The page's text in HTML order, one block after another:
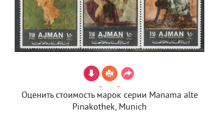
Оценить стоимость марок серии Manama alte
Pinakothek, Munich